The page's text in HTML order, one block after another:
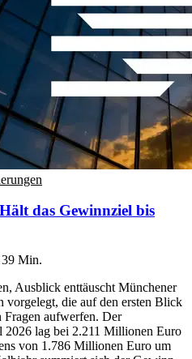
das Gewinnziel bis
Min.
Ausblick enttäuscht Münchener
vorgelegt, die auf den ersten Blick
Fragen aufwerfen. Der
lag bei 2.211 Millionen Euro
von 1.786 Millionen Euro um